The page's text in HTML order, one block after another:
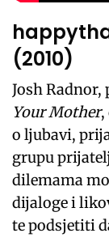
(2010)
Josh
Your Mother,
o ljubavi,
grupu
dilemama
dijaloge i
te podsjetiti